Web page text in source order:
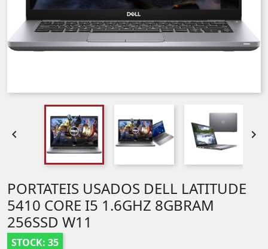
 
PORTATEIS USADOS DELL LATITUDE
5410 CORE I5 1.6GHZ 8GBRAM
256SSD W11
STOCK: 35